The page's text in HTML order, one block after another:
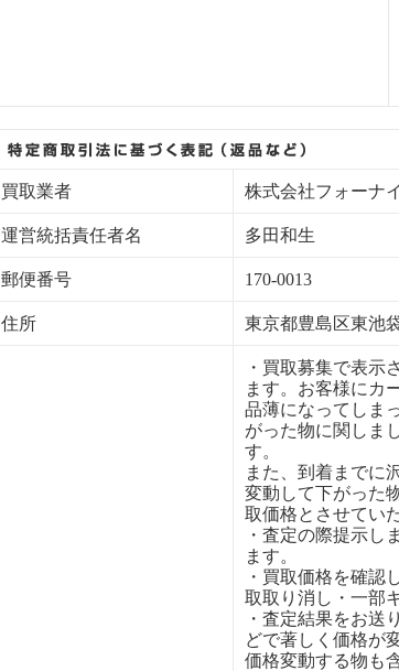
買取業者 株式会社フォーナ
運営統括責任者名 多田和生
郵便番号 170-0013
住所 東京都豊島区東池
・買取募集で表示
ます。お客様にカ
品薄になってしま
がった物に関しま
す。
また、到着までに
変動して下がった
取価格とさせてい
・査定の際提示し
ます。
・買取価格を確認
取取り消し・一部
・査定結果をお送
どで著しく価格が
価格変動する物も